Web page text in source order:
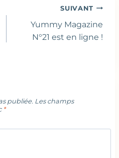
SUIVANT
Yummy Magazine
N°21 est en ligne !
publiée. Les champs
*